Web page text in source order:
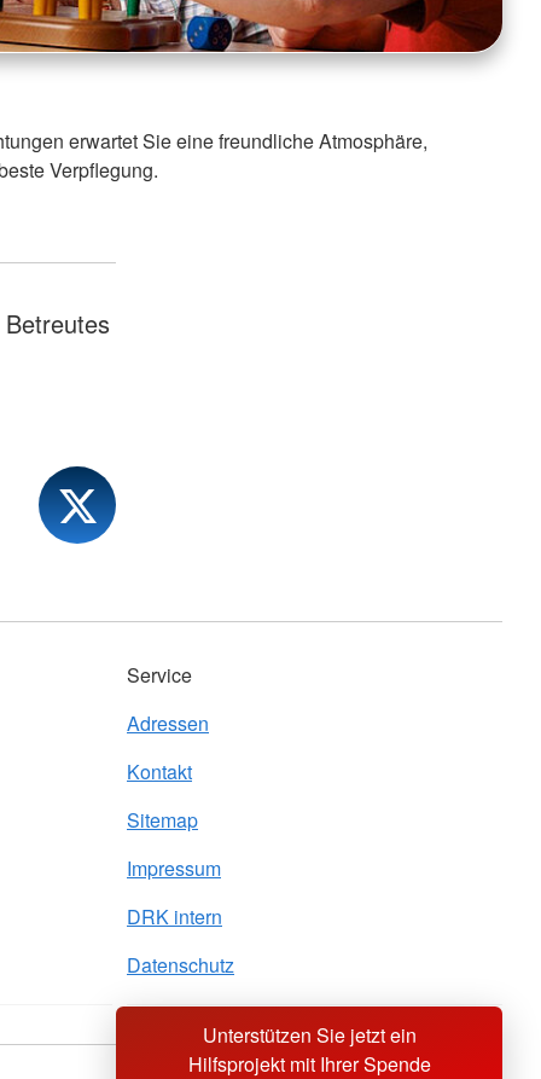
erwartet Sie eine freundliche Atmosphäre,
Verpflegung.
Unterstützen Sie jetzt ein
Hilfsprojekt mit Ihrer Spende
Betreutes
Service
Adressen
Kontakt
Sitemap
Impressum
DRK intern
Datenschutz